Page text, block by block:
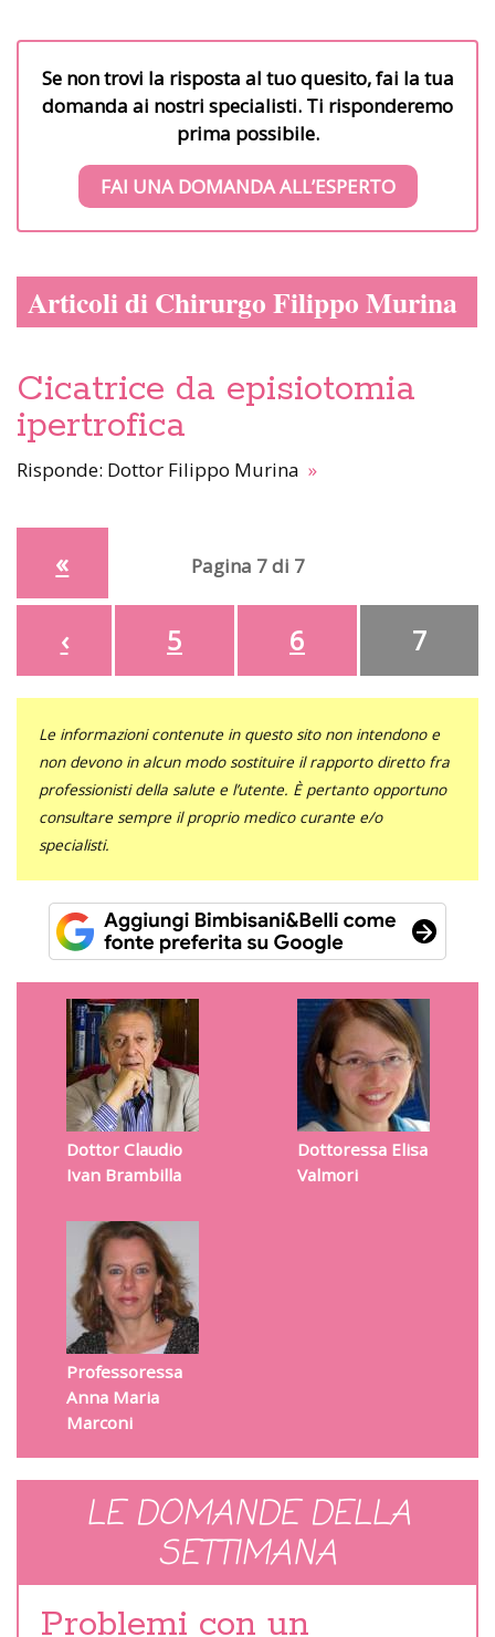
Se non trovi la risposta al tuo quesito, fai la tua
domanda ai nostri specialisti. Ti risponderemo
prima possibile.
FAI UNA DOMANDA ALL’ESPERTO
Articoli di Chirurgo Filippo Murina
Cicatrice da episiotomia
ipertrofica
Risponde: Dottor Filippo Murina »
Pagina 7 di 7
«
‹ 5 6 7
Le informazioni contenute in questo sito non intendono e
non devono in alcun modo sostituire il rapporto diretto fra
professionisti della salute e l’utente. È pertanto opportuno
consultare sempre il proprio medico curante e/o
specialisti.
Dottor Claudio
Ivan Brambilla
Dottoressa Elisa
Valmori
Professoressa
Anna Maria
Marconi
LE DOMANDE DELLA
SETTIMANA
Problemi con un